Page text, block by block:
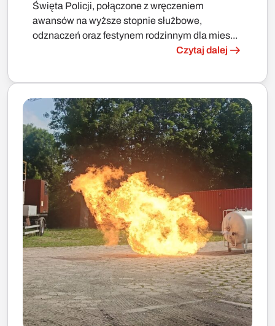
Święta Policji, połączone z wręczeniem
awansów na wyższe stopnie służbowe,
odznaczeń oraz festynem rodzinnym dla mies...
Czytaj dalej